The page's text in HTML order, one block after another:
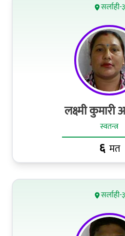
सर्लाही-३
लक्ष्मी कुमारी
स्वतन्त्र
६ मत
सर्लाही-३